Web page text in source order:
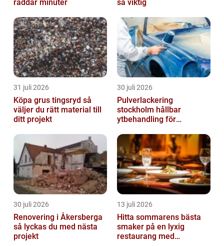
räddar minuter
så viktig
31 juli 2026
Köpa grus tingsryd så
väljer du rätt material till
ditt projekt
30 juli 2026
Pulverlackering
stockholm hållbar
ytbehandling för
30 juli 2026
Renovering i Åkersberga
så lyckas du med nästa
projekt
13 juli 2026
Hitta sommarens bästa
smaker på en lyxig
restaurang med